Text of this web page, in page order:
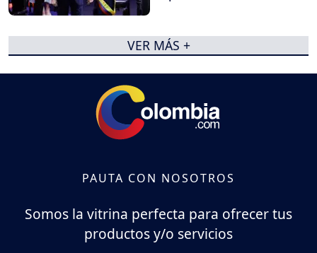
VER MÁS +
PAUTA CON NOSOTROS
Somos la vitrina perfecta para ofrecer tus
productos y/o servicios